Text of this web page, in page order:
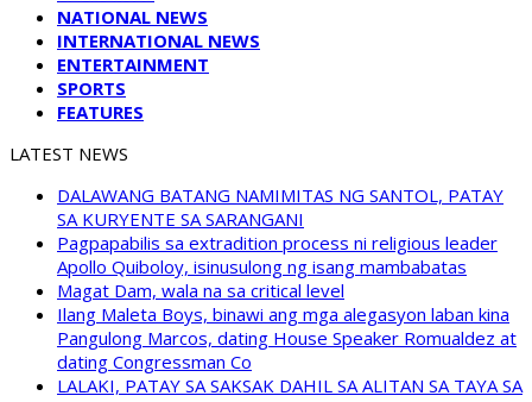
NATIONAL NEWS
INTERNATIONAL NEWS
ENTERTAINMENT
SPORTS
FEATURES
LATEST NEWS
DALAWANG BATANG NAMIMITAS NG SANTOL, PATAY
SA KURYENTE SA SARANGANI
Pagpapabilis sa extradition process ni religious leader
Apollo Quiboloy, isinusulong ng isang mambabatas
Magat Dam, wala na sa critical level
Ilang Maleta Boys, binawi ang mga alegasyon laban kina
Pangulong Marcos, dating House Speaker Romualdez at
dating Congressman Co
LALAKI, PATAY SA SAKSAK DAHIL SA ALITAN SA TAYA SA